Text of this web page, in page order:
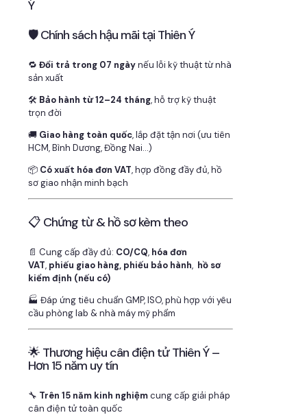
Ý
🛡 Chính sách hậu mãi tại Thiên Ý
🔁 Đổi trả trong 07 ngàynếu lỗi kỹ thuật từ nhà
sản xuất
🛠 Bảo hành từ 12–24 tháng, hỗ trợ kỹ thuật
trọn đời
🚚 Giao hàng toàn quốc, lắp đặt tận nơi (ưu tiên
HCM, Bình Dương, Đồng Nai…)
📦 Có xuất hóa đơn VAT, hợp đồng đầy đủ, hồ
sơ giao nhận minh bạch
📋 Chứng từ & hồ sơ kèm theo
📄 Cung cấp đầy đủ: CO/CQ, hóa đơn
VAT, phiếu giao hàng, phiếu bảo hành, hồ sơ
kiểm định (nếu có)
🏭 Đáp ứng tiêu chuẩn GMP, ISO, phù hợp với yêu
cầu phòng lab & nhà máy mỹ phẩm
🌟 Thương hiệu cân điện tử Thiên Ý –
Hơn 15 năm uy tín
🔧 Trên 15 năm kinh nghiệmcung cấp giải pháp
cân điện tử toàn quốc